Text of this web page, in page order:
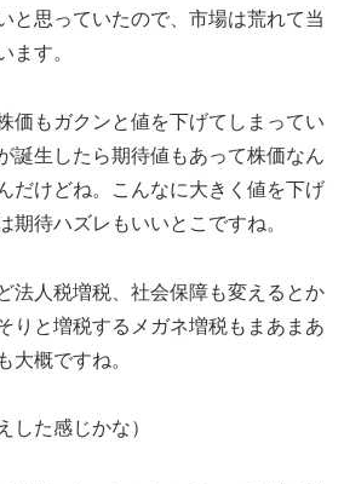
と思っていたので、市場は荒れて当
ます。
価もガクンと値を下げてしまってい
誕生したら期待値もあって株価なん
だけどね。こんなに大きく値を下げ
期待ハズレもいいとこですね。
法人税増税、社会保障も変えるとか
りと増税するメガネ増税もまあまあ
大概ですね。
した感じかな）